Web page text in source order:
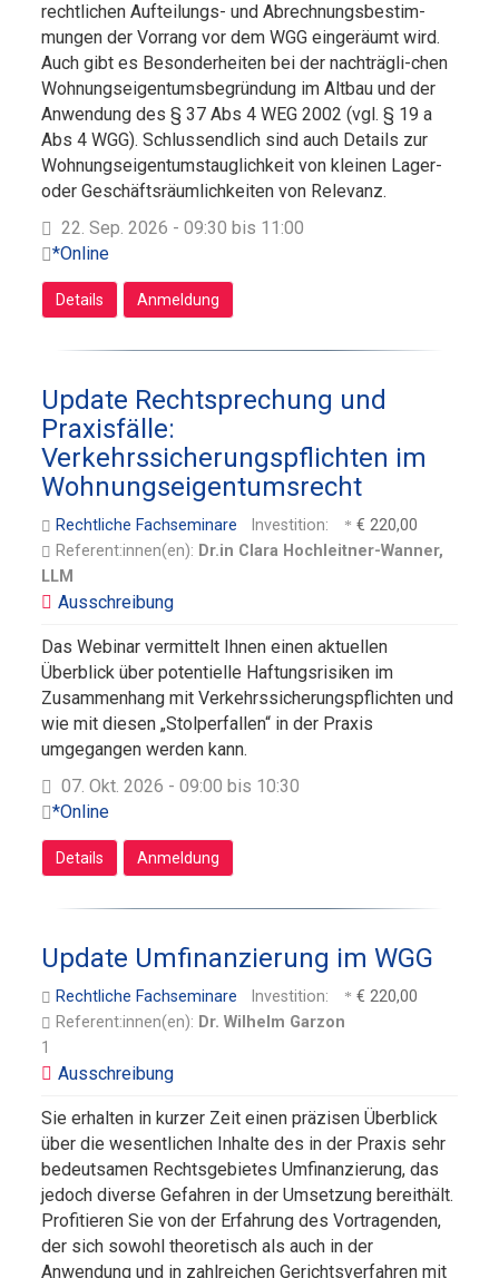
rechtlichen Aufteilungs- und Abrechnungsbestim-
mungen der Vorrang vor dem WGG eingeräumt wird.
Auch gibt es Besonderheiten bei der nachträgli-chen
Wohnungseigentumsbegründung im Altbau und der
Anwendung des § 37 Abs 4 WEG 2002 (vgl. § 19 a
Abs 4 WGG). Schlussendlich sind auch Details zur
Wohnungseigentumstauglichkeit von kleinen Lager-
oder Geschäftsräumlichkeiten von Relevanz.
22. Sep. 2026 - 09:30 bis 11:00
*Online
Details Anmeldung
Update Rechtsprechung und
Praxisfälle:
Verkehrssicherungspflichten im
Wohnungseigentumsrecht
Rechtliche Fachseminare Investition:
€ 220,00
Referent:innen(en): Dr.in Clara Hochleitner-Wanner,
LLM
Das Webinar vermittelt Ihnen einen aktuellen
Überblick über potentielle Haftungsrisiken im
Zusammenhang mit Verkehrssicherungspflichten und
wie mit diesen „Stolperfallen“ in der Praxis
umgegangen werden kann.
07. Okt. 2026 - 09:00 bis 10:30
*Online
Details Anmeldung
Update Umfinanzierung im WGG
Rechtliche Fachseminare Investition:
€ 220,00
Referent:innen(en): Dr. Wilhelm Garzon
1
Sie erhalten in kurzer Zeit einen präzisen Überblick
über die wesentlichen Inhalte des in der Praxis sehr
bedeutsamen Rechtsgebietes Umfinanzierung, das
jedoch diverse Gefahren in der Umsetzung bereithält.
Profitieren Sie von der Erfahrung des Vortragenden,
der sich sowohl theoretisch als auch in der
Anwendung und in zahlreichen Gerichtsverfahren mit